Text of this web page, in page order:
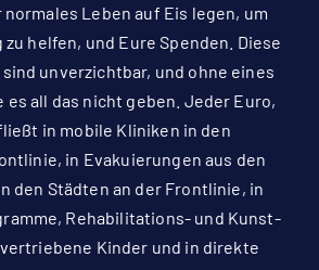
normales Leben auf Eis legen, um
helfen, und Eure Spenden. Diese
unverzichtbar, und ohne eines
es all das nicht geben. Jeder Euro,
in mobile Kliniken in den
in Evakuierungen aus den
den Städten an der Frontlinie, in
Rehabilitations- und Kunst-
Kinder und in direkte